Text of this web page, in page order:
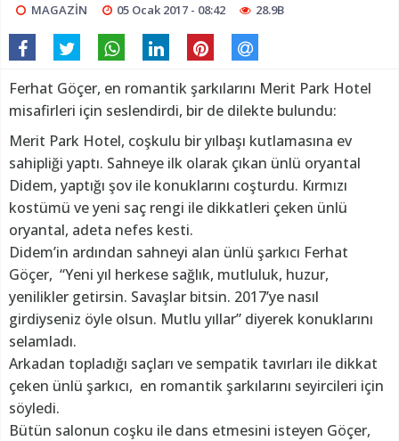
MAGAZİN 05 Ocak 2017 - 08:42 28.9B
Ferhat Göçer, en romantik şarkılarını Merit Park Hotel
misafirleri için seslendirdi, bir de dilekte bulundu:
Merit Park Hotel, coşkulu bir yılbaşı kutlamasına ev
sahipliği yaptı. Sahneye ilk olarak çıkan ünlü oryantal
Didem, yaptığı şov ile konuklarını coşturdu. Kırmızı
kostümü ve yeni saç rengi ile dikkatleri çeken ünlü
oryantal, adeta nefes kesti.
Didem’in ardından sahneyi alan ünlü şarkıcı Ferhat
Göçer, “Yeni yıl herkese sağlık, mutluluk, huzur,
yenilikler getirsin. Savaşlar bitsin. 2017’ye nasıl
girdiyseniz öyle olsun. Mutlu yıllar” diyerek konuklarını
selamladı.
Arkadan topladığı saçları ve sempatik tavırları ile dikkat
çeken ünlü şarkıcı, en romantik şarkılarını seyircileri için
söyledi.
Bütün salonun coşku ile dans etmesini isteyen Göçer,